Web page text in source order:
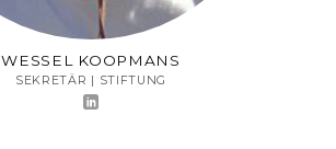
WESSEL KOOPMANS
SEKRETÄR | STIFTUNG